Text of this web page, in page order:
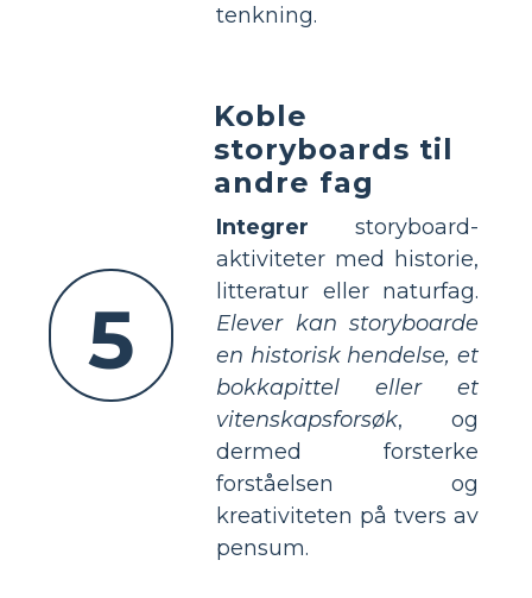
tenkning.
5
Koble
storyboards til
andre fag
Integrer storyboard-
aktiviteter med historie,
litteratur eller naturfag.
Elever kan storyboarde
en historisk hendelse, et
bokkapittel eller et
vitenskapsforsøk, og
dermed forsterke
forståelsen og
kreativiteten på tvers av
pensum.